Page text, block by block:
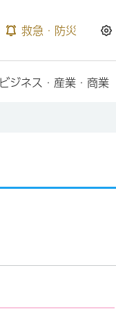
救急・防災
ビジネス・産業・商業